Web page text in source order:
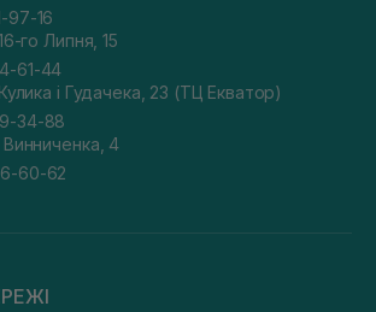
97-16
го Липня, 15
61-44
і Гудачека, 23 (ТЦ Екватор)
34-88
4
60-62